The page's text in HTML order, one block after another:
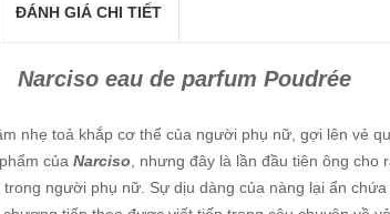
ĐÁNH GIÁ CHI TIẾT
Narciso eau de parfum Poudrée
nhẹ toả khắp cơ thể của người phụ nữ, gợi lên vẻ
của Narciso , nhưng đây là lần đầu tiên ông
người phụ nữ. Sự dịu dàng của nàng lại ẩn